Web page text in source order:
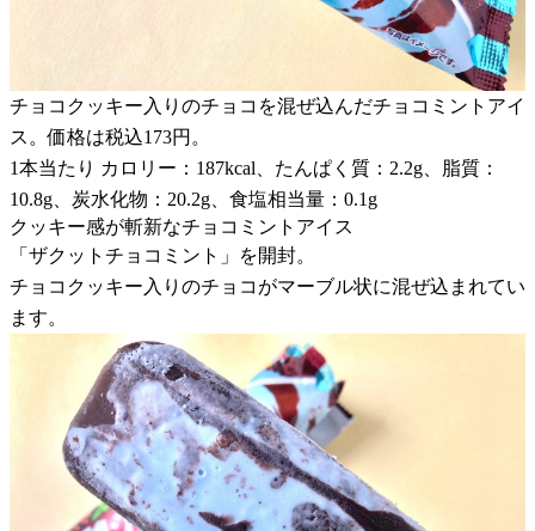
チョコクッキー入りのチョコを混ぜ込んだチョコミントアイ
ス。価格は税込173円。
1本当たり カロリー：187kcal、たんぱく質：2.2g、脂質：
10.8g、炭水化物：20.2g、食塩相当量：0.1g
クッキー感が斬新なチョコミントアイス
「ザクットチョコミント」を開封。
チョコクッキー入りのチョコがマーブル状に混ぜ込まれてい
ます。